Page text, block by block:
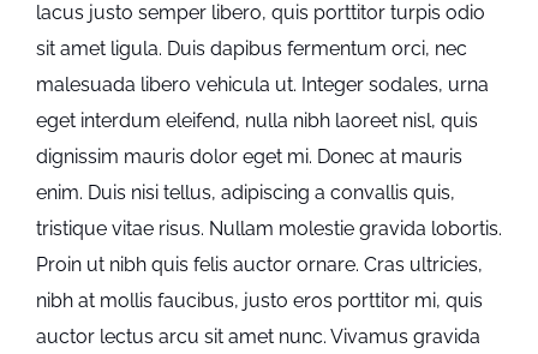
lacus justo semper libero, quis porttitor turpis odio
sit amet ligula. Duis dapibus fermentum orci, nec
malesuada libero vehicula ut. Integer sodales, urna
eget interdum eleifend, nulla nibh laoreet nisl, quis
dignissim mauris dolor eget mi. Donec at mauris
enim. Duis nisi tellus, adipiscing a convallis quis,
tristique vitae risus. Nullam molestie gravida lobortis.
Proin ut nibh quis felis auctor ornare. Cras ultricies,
nibh at mollis faucibus, justo eros porttitor mi, quis
auctor lectus arcu sit amet nunc. Vivamus gravida